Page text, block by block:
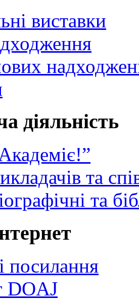
виставки
діяльність
та
та
посилання
DOAJ